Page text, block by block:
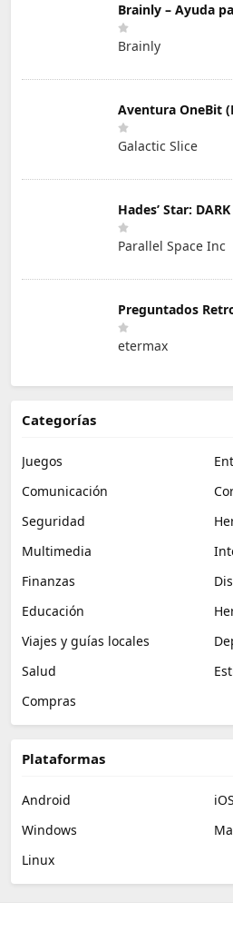
Brainly – Ayuda
Brainly
Aventura OneBit
Galactic Slice
Hades’ Star:
Parallel Space Inc
Preguntados
etermax
Categorías
Juegos
Comunicación
Seguridad
Multimedia
Finanzas
Educación
Viajes y guías locales
Salud
Compras
Plataformas
Android
iOS
Windows
Linux